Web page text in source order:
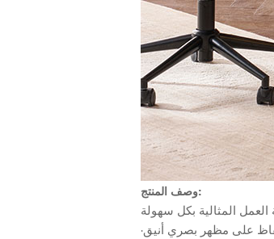
وصف المنتج: